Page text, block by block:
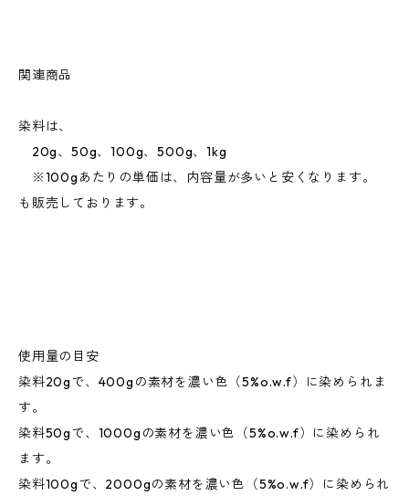
関連商品
染料は、
20g、50g、100g、500g、1kg
※100gあたりの単価は、内容量が多いと安くなります。
も販売しております。
使用量の目安
染料20gで、400gの素材を濃い色（5%o.w.f）に染められま
す。
染料50gで、1000gの素材を濃い色（5%o.w.f）に染められ
ます。
染料100gで、2000gの素材を濃い色（5%o.w.f）に染められ